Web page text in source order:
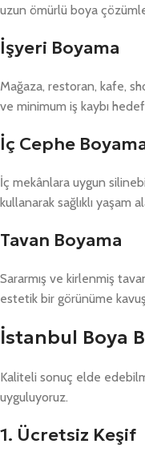
uzun ömürlü boya
İşyeri Boyama
Mağaza, restoran, kafe,
ve minimum iş kaybı
İç Cephe
İç mekânlara uygun
kullanarak sağlıklı yaşam
Tavan Boyama
Sararmış ve kirlenmiş
estetik bir görünüme
İstanbul Boya
Kaliteli sonuç elde
uyguluyoruz.
1. Ücretsiz Keşif